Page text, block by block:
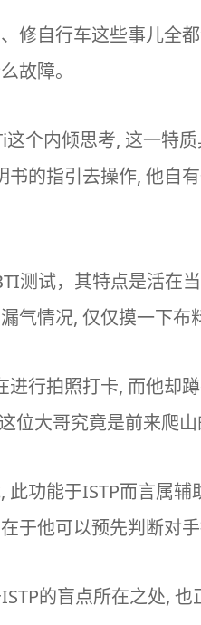
修自行车这些事儿全
故障。
个内倾思考, 这一特
的指引去操作, 他自
测试，其特点是活在
气情况, 仅仅摸一下布
行拍照打卡, 而他却
位大哥究竟是前来爬
功能于ISTP而言属
于他可以预先判断对手
的盲点所在之处, 也